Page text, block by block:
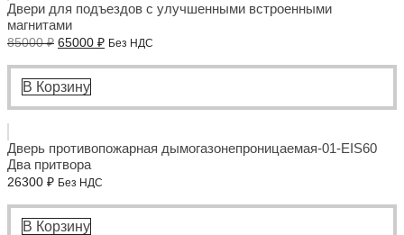
Двери для подъездов с улучшенными встроенными
магнитами
85000₽ Первоначальная
составляла
85000 ₽.
65000 ₽Текущая
65000 ₽.
Без НДС
В Корзину
Дверь противопожарная дымогазонепроницаемая-01-EIS60
Два притвора
26300 ₽ Без НДС
В Корзину